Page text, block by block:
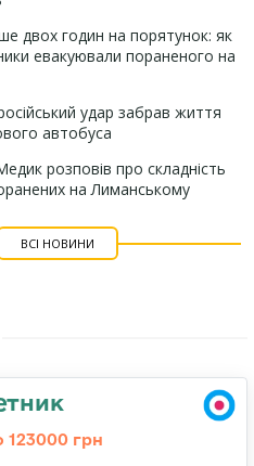
двох годин на порятунок: як
евакуювали пораненого на
удар забрав життя
автобуса
розповів про складність
на Лиманському
ВСІ НОВИНИ
123000 грн